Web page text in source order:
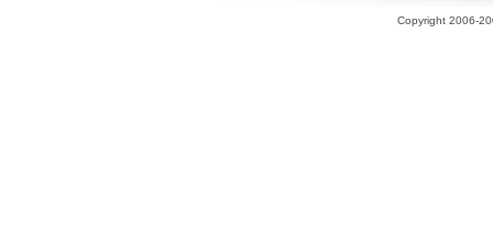
Copyright 2006-